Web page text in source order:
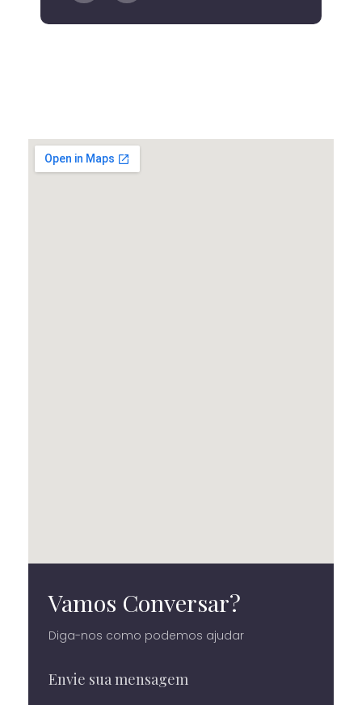
Vamos Conversar?
Diga-nos como podemos ajudar
Envie sua mensagem